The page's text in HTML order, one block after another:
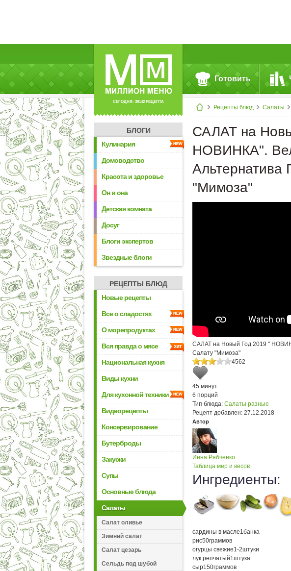
СЕГОДНЯ: 39142 РЕЦЕПТА
Готовить
Рецепты блюд Салаты
БЛОГИ
Кулинария
Домоводство
Красота и здоровье
Он и она
Детская комната
Досуг
Блоги экспертов
Звездные блоги
РЕЦЕПТЫ БЛЮД
Новые рецепты
Все о сладостях
О морепродуктах
Вся правда о мясе
Национальная кухня
Виды кухни
Для кухонной техники
Видеорецепты
Консервирование
Бутерброды
Закуски
Супы
Основные блюда
Салаты
Салат оливье
Зимний салат
Салат цезарь
Сельдь под шубой
САЛАТ на
НОВИНКА".
Альтернатива
"Мимоза"
САЛАТ на Новый Год 2019 "
Салату "Мимоза"
4562
45 минут
6 порций
Тип блюда: Салаты разные
Рецепт добавлен: 27.12.2018
Автор
Инна Рябченко
Таблица мер и весов
Ингредиенты:
сардины в масле1банка
рис50граммов
огурцы свежие1-2штуки
лук репчатый1штука
сыр150граммов